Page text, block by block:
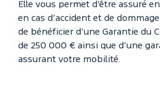
Elle vous permet d’être assuré
en cas d’accident et de
de bénéficier d’une Garantie du
de 250 000 € ainsi que d’une
assurant votre mobilité.